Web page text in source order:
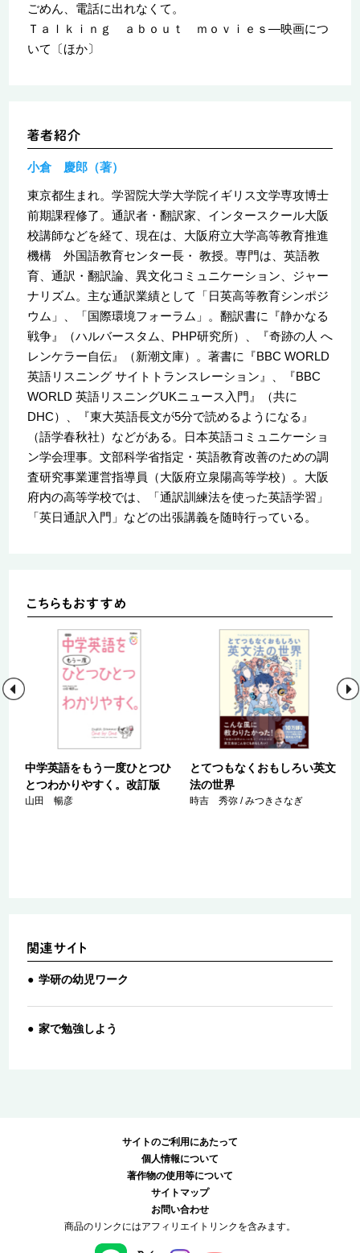
ごめん、電話に出れなくて。
Ｔａｌｋｉｎｇ ａｂｏｕｔ ｍｏｖｉｅｓ―映画につ
いて〔ほか〕
小倉 慶郎（著）
東京都生まれ。学習院大学大学院イギリス文学専攻博士
前期課程修了。通訳者・翻訳家、インタースクール大阪
校講師などを経て、現在は、大阪府立大学高等教育推進
機構 外国語教育センター長・ 教授。専門は、英語教
育、通訳・翻訳論、異文化コミュニケーション、ジャー
ナリズム。主な通訳業績として「日英高等教育シンポジ
ウム」、「国際環境フォーラム」。翻訳書に『静かなる
戦争』（ハルバースタム、PHP研究所）、『奇跡の人 へ
レンケラー自伝』（新潮文庫）。著書に『BBC WORLD
英語リスニング サイトトランスレーション』、『BBC
WORLD 英語リスニングUKニュース入門』（共に
DHC）、『東大英語長文が5分で読めるようになる』
（語学春秋社）などがある。日本英語コミュニケーショ
ン学会理事。文部科学省指定・英語教育改善のための調
査研究事業運営指導員（大阪府立泉陽高等学校）。大阪
府内の高等学校では、「通訳訓練法を使った英語学習」
「英日通訳入門」などの出張講義を随時行っている。
中学英語をもう一度ひとつひ
とつわかりやすく。改訂版
山田 暢彦
とてつもなくおもしろい英文
法の世界
時吉 秀弥 / みつきさなぎ
学研の幼児ワーク
家で勉強しよう
サイトのご利用にあたって
個人情報について
著作物の使用等について
サイトマップ
お問い合わせ
商品のリンクにはアフィリエイトリンクを含みます。